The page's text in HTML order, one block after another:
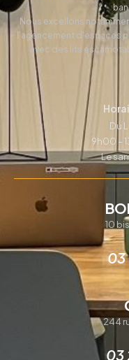
Nous excellons
l’agencement d’espaces
avec des lits
Du
9h00 –
Le
10
03
244
03